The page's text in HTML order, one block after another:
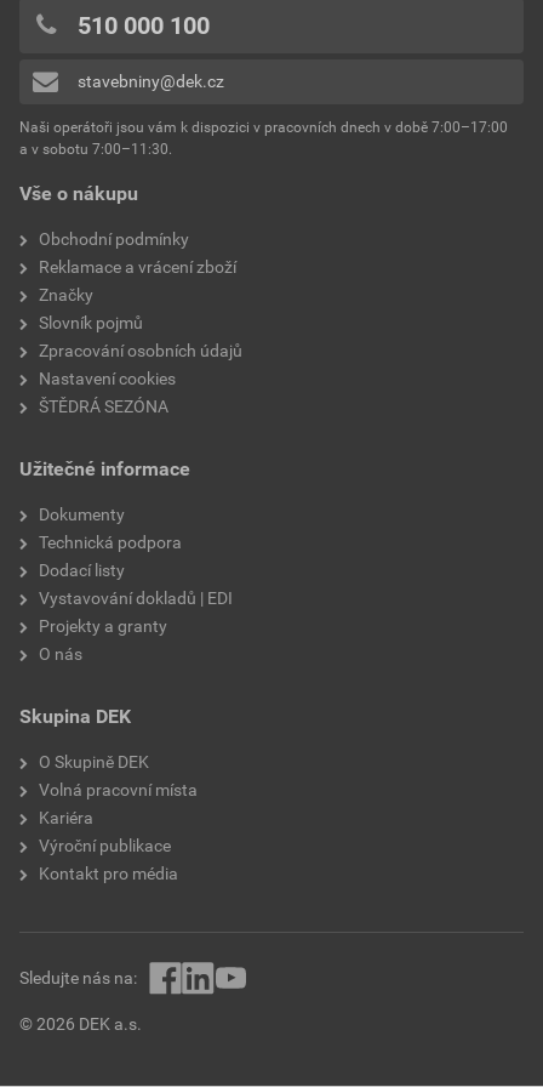
hmotnost
Přidávat hodnocení může pouze přihlášený uživatel.
Vše o nákupu
Obchodní podmínky
Reklamace a vrácení zboží
Značky
Slovník pojmů
Zpracování osobních údajů
Nastavení cookies
ŠTĚDRÁ SEZÓNA
Užitečné informace
Dokumenty
Technická podpora
Dodací listy
Vystavování dokladů | EDI
Projekty a granty
O nás
Skupina DEK
O Skupině DEK
Volná pracovní místa
Kariéra
Výroční publikace
Kontakt pro média
510 000 100
stavebniny@dek.cz
Naši operátoři jsou vám k dispozici v pracovních dnech v době 7:00–17:00
a v sobotu 7:00–11:30.
© 2026 DEK a.s.
Sledujte nás na: